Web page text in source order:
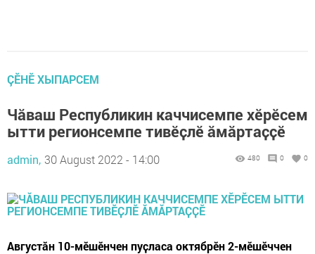
ÇӖНӖ ХЫПАРСЕМ
Чӑваш Республикин каччисемпе хӗрӗсем
ытти регионсемпе тивӗҫлӗ ӑмӑртаҫҫӗ
admin, 30 August 2022 - 14:00 480 0 0
Августӑн 10-мӗшӗнчен пуҫласа октябрӗн 2-мӗшӗччен